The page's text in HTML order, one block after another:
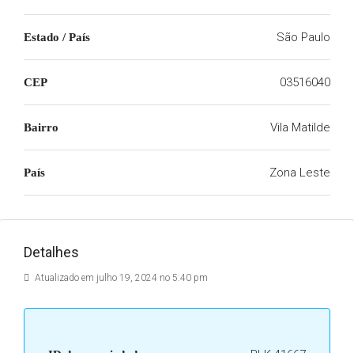
Estado / País São Paulo
CEP 03516040
Bairro Vila Matilde
País Zona Leste
Detalhes
Atualizado em julho 19, 2024 no 5:40 pm